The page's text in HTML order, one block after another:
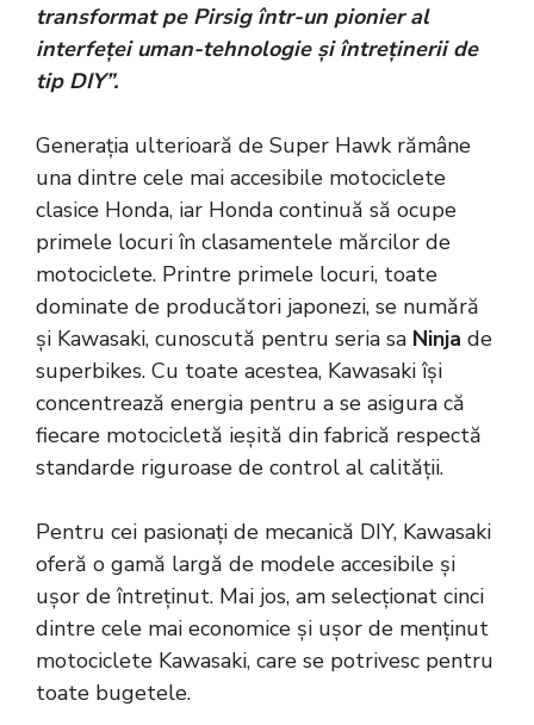
transformat pe Pirsig într-un pionier al
interfeței uman-tehnologie și întreținerii de
tip DIY”.
Generația ulterioară de Super Hawk rămâne
una dintre cele mai accesibile motociclete
clasice Honda, iar Honda continuă să ocupe
primele locuri în clasamentele mărcilor de
motociclete. Printre primele locuri, toate
dominate de producători japonezi, se numără
și Kawasaki, cunoscută pentru seria sa Ninja de
superbikes. Cu toate acestea, Kawasaki își
concentrează energia pentru a se asigura că
fiecare motocicletă ieșită din fabrică respectă
standarde riguroase de control al calității.
Pentru cei pasionați de mecanică DIY, Kawasaki
oferă o gamă largă de modele accesibile și
ușor de întreținut. Mai jos, am selecționat cinci
dintre cele mai economice și ușor de menținut
motociclete Kawasaki, care se potrivesc pentru
toate bugetele.